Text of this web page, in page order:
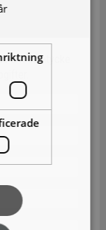
ditt samtycke